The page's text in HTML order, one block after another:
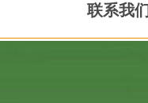
联系我们